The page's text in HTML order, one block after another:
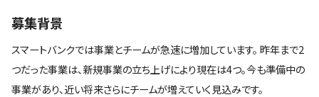
募集背景
スマートバンクでは事業とチームが急速に増加しています。 昨年まで2
つだった事業は、新規事業の立ち上げにより現在は4つ。今も準備中の
事業があり、近い将来さらにチームが増えていく見込みです。